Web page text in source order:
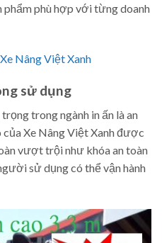
phù hợp với từng doanh
Nâng Việt Xanh
sử dụng
trong ngành in ấn là an
của Xe Nâng Việt Xanh được
vượt trội như khóa an toàn
sử dụng có thể vận hành